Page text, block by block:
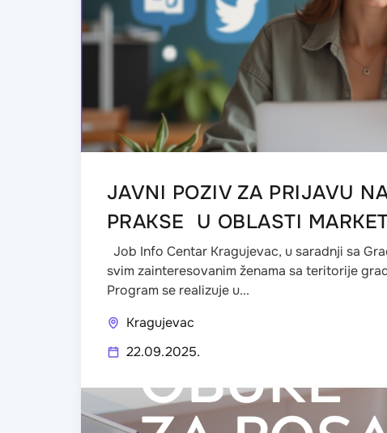
JAVNI POZIV ZA PRIJAVU
PRAKSE U OBLASTI
Job Info Centar Kragujevac, u saradnji sa
svim zainteresovanim ženama sa teritorije
Program se realizuje u...
Kragujevac
22.09.2025.